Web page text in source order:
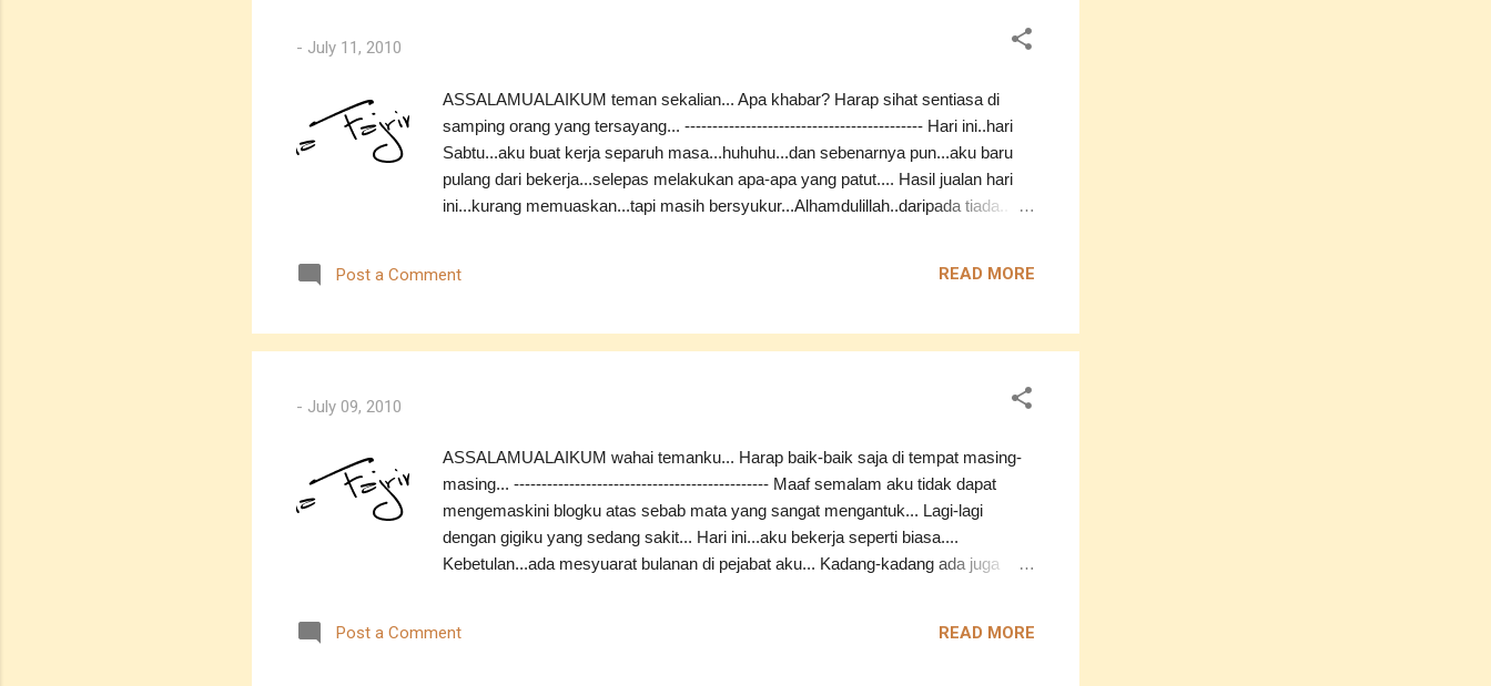
- July 11, 2010
ASSALAMUALAIKUM teman sekalian... Apa khabar? Harap sihat sentiasa di
samping orang yang tersayang... ------------------------------------------- Hari ini..hari
Sabtu...aku buat kerja separuh masa...huhuhu...dan sebenarnya pun...aku baru
pulang dari bekerja...selepas melakukan apa-apa yang patut.... Hasil jualan hari
ini...kurang memuaskan...tapi masih bersyukur...Alhamdulillah..daripada tiada.. Di
aiskrim kon...baru menjamah sedikit..salah seorang pekerja di kedai berdekatan
tukar...pemuda ni pula...agak-agak jambu sedikit...sekiranya dirapikan
ni...hehehe.... Jadi...bila aku nak cek kotak duit aku...baru aku tersedar..yang aku
Post a Comment READ MORE
- July 09, 2010
ASSALAMUALAIKUM wahai temanku... Harap baik-baik saja di tempat masing-
masing... ---------------------------------------------- Maaf semalam aku tidak dapat
mengemaskini blogku atas sebab mata yang sangat mengantuk... Lagi-lagi
dengan gigiku yang sedang sakit... Hari ini...aku bekerja seperti biasa....
Kebetulan...ada mesyuarat bulanan di pejabat aku... Kadang-kadang ada juga
wujud saat itu... ---------------------------------------------- Waktu tengahari...aku telah
Post a Comment READ MORE